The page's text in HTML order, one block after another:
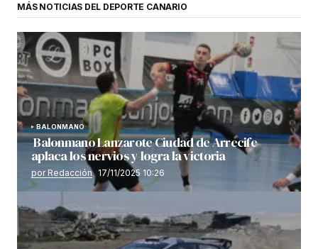
MÁS NOTICIAS DEL DEPORTE CANARIO
BALONMANO
Balonmano Lanzarote Ciudad de Arrecife
aplaca los nervios y logra la victoria
por Redacción 17/11/2025 10:26